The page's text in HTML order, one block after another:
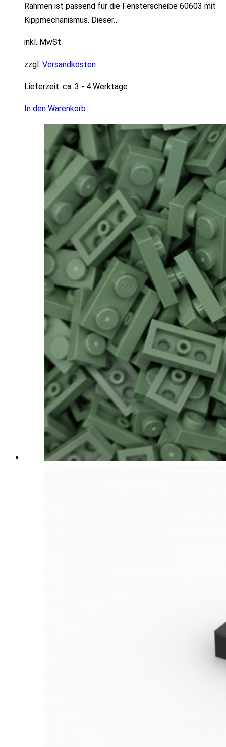
Rahmen ist passend für die Fensterscheibe 60603 mit
Kippmechanismus. Dieser…
inkl. MwSt.
zzgl. Versandkosten
Lieferzeit: ca. 3 - 4 Werktage
In den Warenkorb